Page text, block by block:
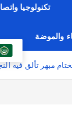
تكنولوجيا
والموضة